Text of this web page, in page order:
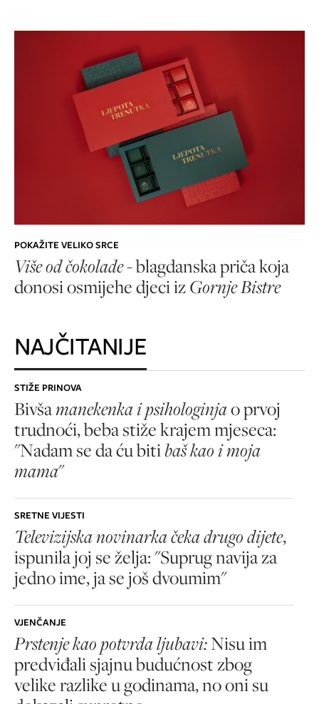
POKAŽITE VELIKO SRCE
Više od čokolade- blagdanska priča koja
donosi osmijehe djeci izGornje Bistre
NAJČITANIJE
STIŽE PRINOVA
Bivšamanekenka i psihologinjao prvoj
trudnoći, beba stiže krajem mjeseca:
"Nadam se da ću bitibaš kao i moja
mama"
SRETNE VIJESTI
Televizijska novinarka čeka drugo dijete,
ispunila joj se želja: "Suprug navija za
jedno ime, ja se još dvoumim"
VJENČANJE
Prstenje kao potvrda ljubavi:Nisu im
predviđali sjajnu budućnost zbog
velike razlike u godinama, no oni su